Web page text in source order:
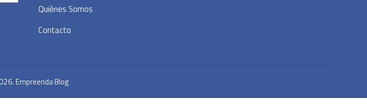
Quiénes Somos
Contacto
Empreenda Blog